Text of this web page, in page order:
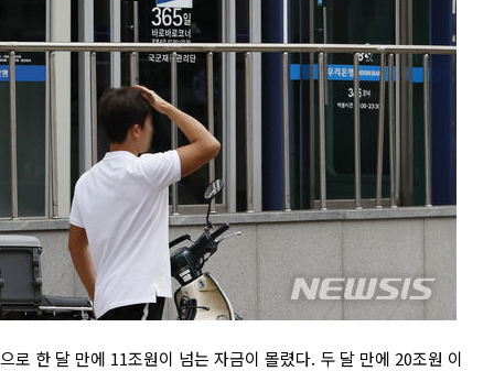
로 한 달 만에 11조원이 넘는 자금이 몰렸다. 두 달 만에 20조원 이